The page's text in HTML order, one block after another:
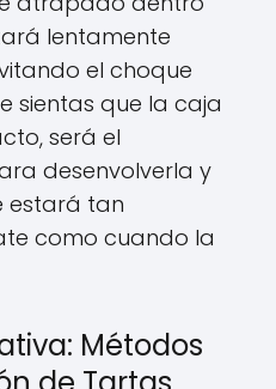
lentamente
el choque
sientas que la caja
será el
desenvolverla y
estará tan
como cuando la
Métodos